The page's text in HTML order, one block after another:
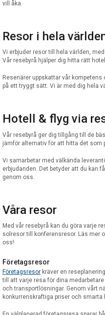
vill åka.
Resor i hela
Vi erbjuder resor till hela världen,
Vår resebyrå hjälper dig hitta rätt
Resenärer uppskattar vår
på ett tryggt sätt. Vi är med dig hela
Hotell & flyg via
Vår resebyrå ger dig tillgång till de
jämför alternativ för att hitta det som
Vi samarbetar med välkända
erbjudanden. Det betyder att du kan
genom oss.
Våra resor
Med vår resebyrå kan du göra varje
solresor till konferensresor. Läs mer
oss!
Företagsresor
Företagsresor kräver en
till att varje resa för dina
och transportlösningar. Genom vårt
konkurrenskraftiga priser och smarta